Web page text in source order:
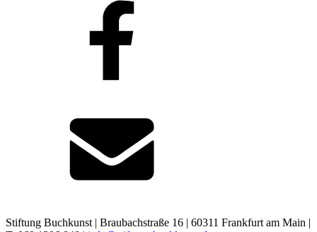
Stiftung Buchkunst | Braubachstraße 16 | 60311 Frankfurt am Main |